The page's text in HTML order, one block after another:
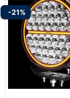
-21%